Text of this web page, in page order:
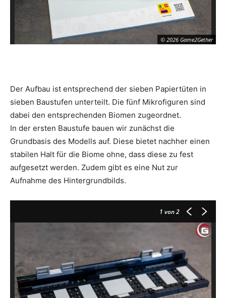
© 2026 Game2Gether
Der Aufbau ist entsprechend der sieben Papiertüten in
sieben Baustufen unterteilt. Die fünf Mikrofiguren sind
dabei den entsprechenden Biomen zugeordnet.
In der ersten Baustufe bauen wir zunächst die
Grundbasis des Modells auf. Diese bietet nachher einen
stabilen Halt für die Biome ohne, dass diese zu fest
aufgesetzt werden. Zudem gibt es eine Nut zur
Aufnahme des Hintergrundbilds.
1 von 2